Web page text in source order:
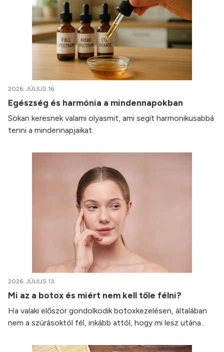
2026. JÚLIUS 16.
Egészség és harmónia a mindennapokban
Sokan keresnek valami olyasmit, ami segít harmonikusabbá
tenni a mindennapjaikat.
2026. JÚLIUS 13.
Mi az a botox és miért nem kell tőle félni?
Ha valaki először gondolkodik botoxkezelésen, általában
nem a szúrásoktól fél, inkább attól, hogy mi lesz utána.